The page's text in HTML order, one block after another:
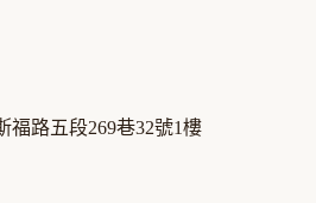
福路五段269巷32號1樓